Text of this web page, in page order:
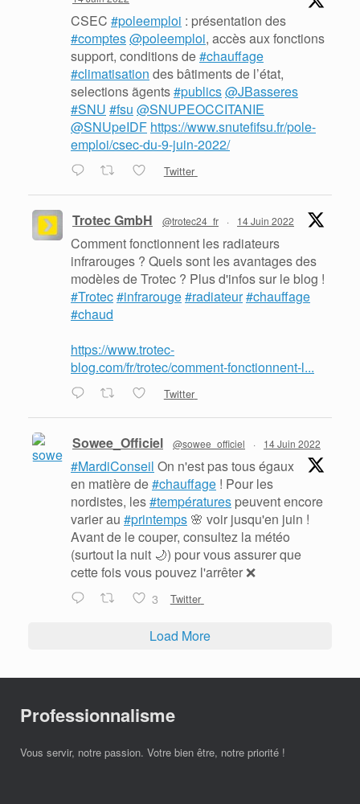
CSEC #poleemploi : présentation des
#comptes@poleemploi, accès aux fonctions
support, conditions de#chauffage
#climatisation des bâtiments de l’état,
selections ãgents#publics@JBasseres
#SNU #fsu @SNUPEOCCITANIE
@SNUpeIDF https://www.snutefifsu.fr/pole-
emploi/csec-du-9-juin-2022/
Twitter
Trotec GmbH @trotec24_fr · 14 Juin 2022
Comment fonctionnent les radiateurs
infrarouges ? Quels sont les avantages des
modèles de Trotec ? Plus d'infos sur le blog !
#Trotec#infrarouge#radiateur#chauffage
#chaud
https://www.trotec-
blog.com/fr/trotec/comment-fonctionnent-l...
Twitter
Sowee_Officiel @sowee_officiel · 14 Juin 2022
#MardiConseil On n'est pas tous égaux
en matière de#chauffage ! Pour les
nordistes, les#températures peuvent encore
varier au #printemps 🌸 voir jusqu'en juin !
Avant de le couper, consultez la météo
(surtout la nuit 🌙) pour vous assurer que
cette fois vous pouvez l'arrêter ❌
3 Twitter
Load More
Professionnalisme
Vous servir, notre passion. Votre bien être, notre priorité !